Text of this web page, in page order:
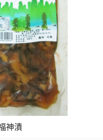
神漬